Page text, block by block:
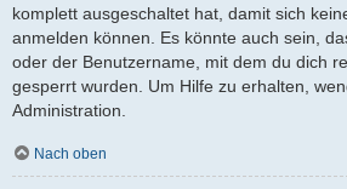
komplett ausgeschaltet hat, damit sich
anmelden können. Es könnte auch sein,
oder der Benutzername, mit dem du dich
gesperrt wurden. Um Hilfe zu erhalten,
Administration.
Nach oben